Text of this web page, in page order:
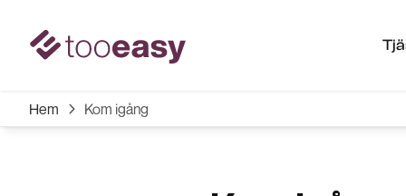
Hem  Kom igång